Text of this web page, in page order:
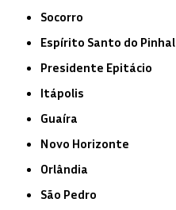
Socorro
Espírito Santo do Pinhal
Presidente Epitácio
Itápolis
Guaíra
Novo Horizonte
Orlândia
São Pedro